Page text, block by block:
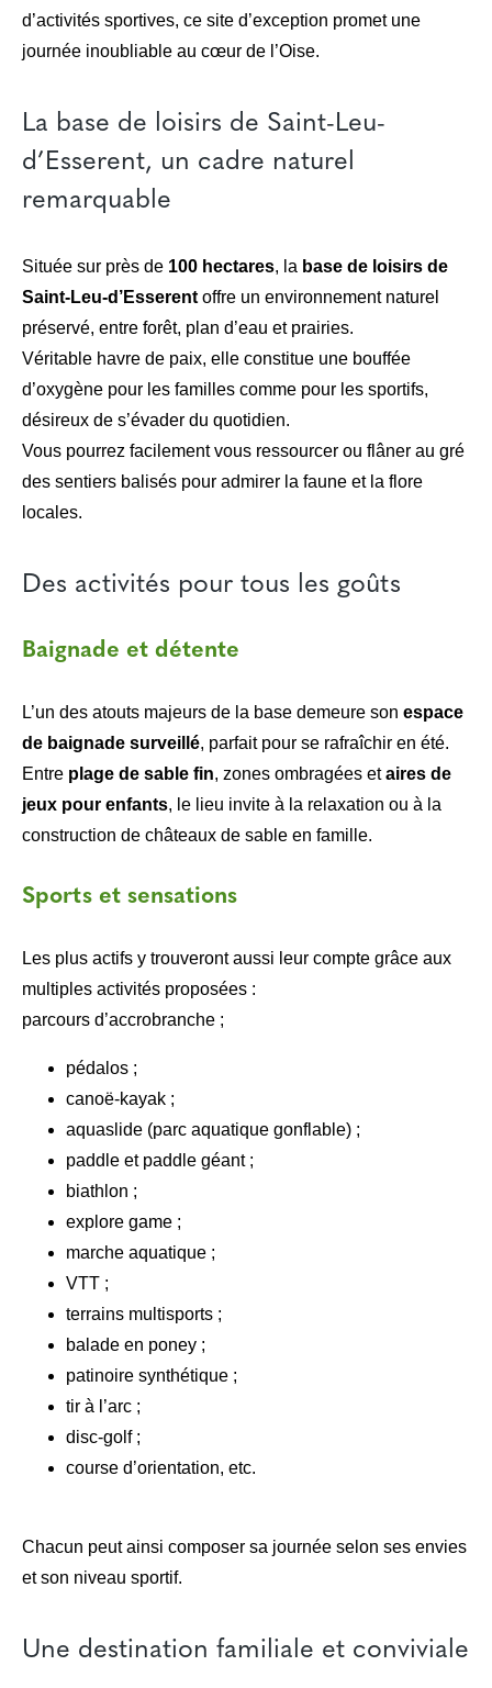
d’activités sportives, ce site d’exception promet une
journée inoubliable au cœur de l’Oise.
La base de loisirs de Saint-Leu-
d’Esserent, un cadre naturel
remarquable
Située sur près de 100 hectares, la base de loisirs de
Saint-Leu-d’Esserent offre un environnement naturel
préservé, entre forêt, plan d’eau et prairies.
Véritable havre de paix, elle constitue une bouffée
d’oxygène pour les familles comme pour les sportifs,
désireux de s’évader du quotidien.
Vous pourrez facilement vous ressourcer ou flâner au gré
des sentiers balisés pour admirer la faune et la flore
locales.
Des activités pour tous les goûts
Baignade et détente
L’un des atouts majeurs de la base demeure son espace
de baignade surveillé, parfait pour se rafraîchir en été.
Entre plage de sable fin, zones ombragées etaires de
jeux pour enfants, le lieu invite à la relaxation ou à la
construction de châteaux de sable en famille.
Sports et sensations
Les plus actifs y trouveront aussi leur compte grâce aux
multiples activités proposées :
parcours d’accrobranche ;
pédalos ;
canoë-kayak ;
aquaslide (parc aquatique gonflable) ;
paddle et paddle géant ;
biathlon ;
explore game ;
marche aquatique ;
VTT ;
terrains multisports ;
balade en poney ;
patinoire synthétique ;
tir à l’arc ;
disc-golf ;
course d’orientation, etc.
Chacun peut ainsi composer sa journée selon ses envies
et son niveau sportif.
Une destination familiale et conviviale